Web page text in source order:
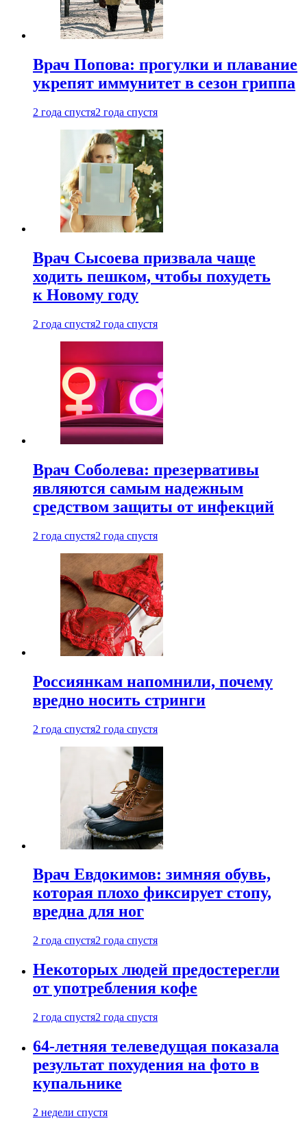
Врач Попова: прогулки и плавание
укрепят иммунитет в сезон гриппа
2 года спустя2 года спустя
Врач Сысоева призвала чаще
ходить пешком, чтобы похудеть
к Новому году
2 года спустя2 года спустя
Врач Соболева: презервативы
являются самым надежным
средством защиты от инфекций
2 года спустя2 года спустя
Россиянкам напомнили, почему
вредно носить стринги
2 года спустя2 года спустя
Врач Евдокимов: зимняя обувь,
которая плохо фиксирует стопу,
вредна для ног
2 года спустя2 года спустя
Некоторых людей предостерегли
от употребления кофе
2 года спустя2 года спустя
64-летняя телеведущая показала
результат похудения на фото в
купальнике
2 недели спустя